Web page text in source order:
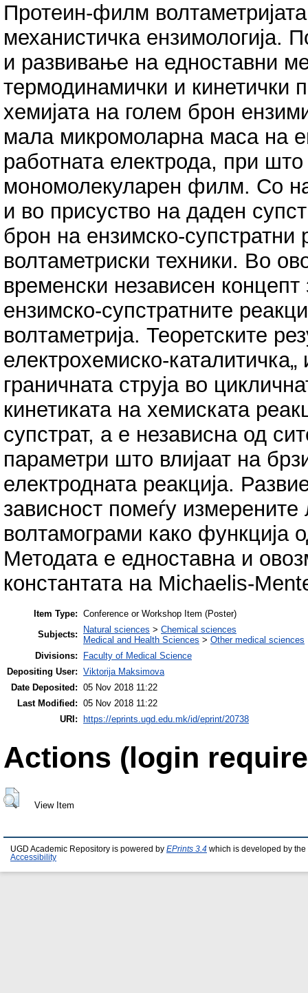
Протеин-филм
механистичка ензимологија.
и развивање на едноставни
термодинамички и кинетички
хемијата на голем брон
мала микромоларна маса на
работната електрода, при
мономолекуларен филм. Со
и во присуство на даден
брон на ензимско-
волтаметриски техники. Во
временски независен
ензимско-супстратните
волтаметрија. Теоретските
електрохемиско-
граничната струја во
кинетиката на хемиската
супстрат, а е независна од
параметри што влијаат на
електродната реакција.
зависност помеѓу
волтамограми како функција
Методата е едноставна и
константата на Michaelis-
Item Type: Conference or Workshop Item (Poster)
Subjects:
Natural sciences > Chemical sciences
Medical and Health Sciences > Other medical sciences
Divisions:
Faculty of Medical Science
Depositing User: Viktorija Maksimova
Date Deposited: 05 Nov 2018 11:22
Last Modified: 05 Nov 2018 11:22
URI:
https://eprints.ugd.edu.mk/id/eprint/20738
Actions (login
View Item
UGD Academic Repository is powered by EPrints 3.4 which is developed by the
Accessibility